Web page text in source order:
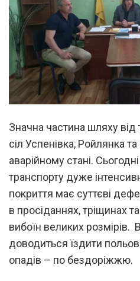
Значна частина шляху
сіл Успенівка, Ройлянка
аварійному стані.
транспорту дуже
покриття має суттєві
в просіданнях, тріщинах
вибоїн великих розмірів.
доводиться їздити
опадів – по бездоріжжю.